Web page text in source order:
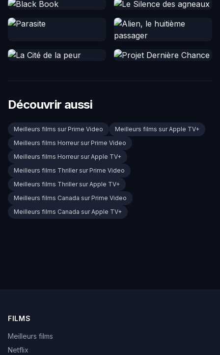
Découvrir aussi
Meilleurs films sur Prime Video
Meilleurs films sur Apple TV+
Meilleurs films Horreur sur Prime Video
Meilleurs films Horreur sur Apple TV+
Meilleurs films Thriller sur Prime Video
Meilleurs films Thriller sur Apple TV+
Meilleurs films Canada sur Prime Video
Meilleurs films Canada sur Apple TV+
FILMS
Meilleurs films
Netflix